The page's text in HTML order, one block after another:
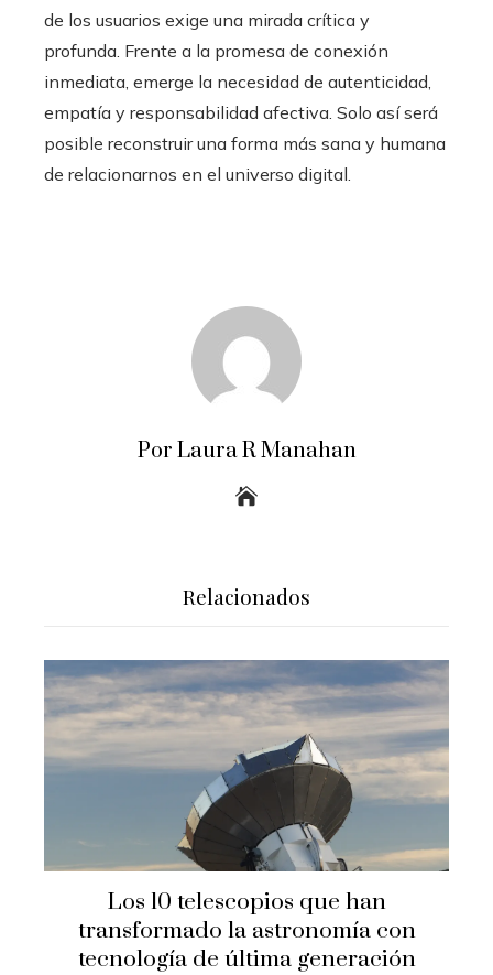
de los usuarios exige una mirada crítica y
profunda. Frente a la promesa de conexión
inmediata, emerge la necesidad de autenticidad,
empatía y responsabilidad afectiva. Solo así será
posible reconstruir una forma más sana y humana
de relacionarnos en el universo digital.
Por Laura R Manahan
Relacionados
Los 10 telescopios que han
transformado la astronomía con
tecnología de última generación